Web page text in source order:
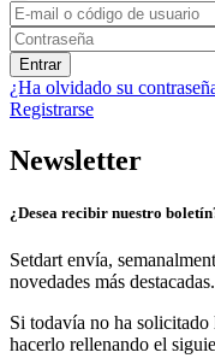
Entrar
¿Ha olvidado su
Registrarse
Newsletter
¿Desea recibir nuestro
Setdart envía,
novedades más destacadas.
Si todavía no ha
hacerlo rellenando el